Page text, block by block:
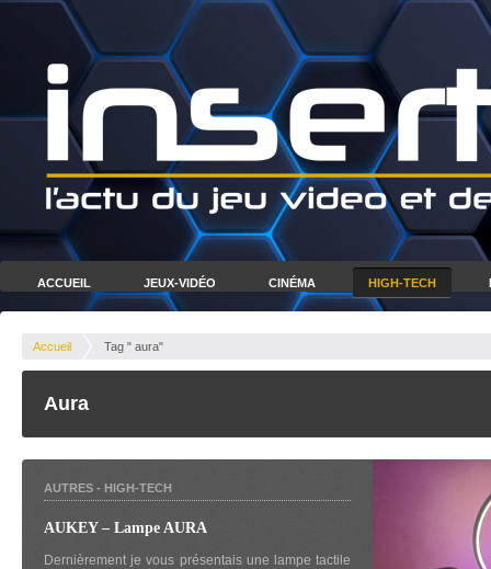
ACCUEIL JEUX-VIDÉO CINÉMA HIGH-TECH
Accueil Tag " aura"
Aura
AUTRES - HIGH-TECH
AUKEY – Lampe AURA
Dernièrement je vous présentais une lampe tactile